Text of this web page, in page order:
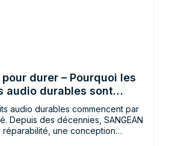
durer – Pourquoi les
audio durables sont
plus importants que
audio durables commencent par
Depuis des décennies, SANGEAN
réparabilité, une conception